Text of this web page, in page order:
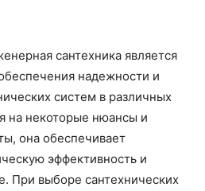
сантехника является
надежности и
систем в различных
на некоторые нюансы и
она обеспечивает
эффективность и
При выборе сантехнических